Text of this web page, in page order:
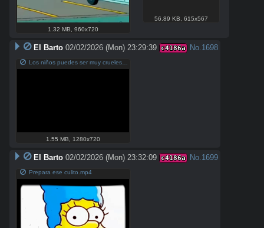
1.32 MB ,960x720
56.89 KB 615x567
El Barto 02/02/2026 (Mon) 23:29:39 c4186a No. 1698
1.55 MB 1280x720
El Barto 02/02/2026 (Mon) 23:32:09 c4186a No.1699
Prepara ese culito.mp4